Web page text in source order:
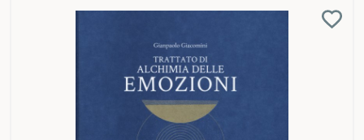
Ingrandisci